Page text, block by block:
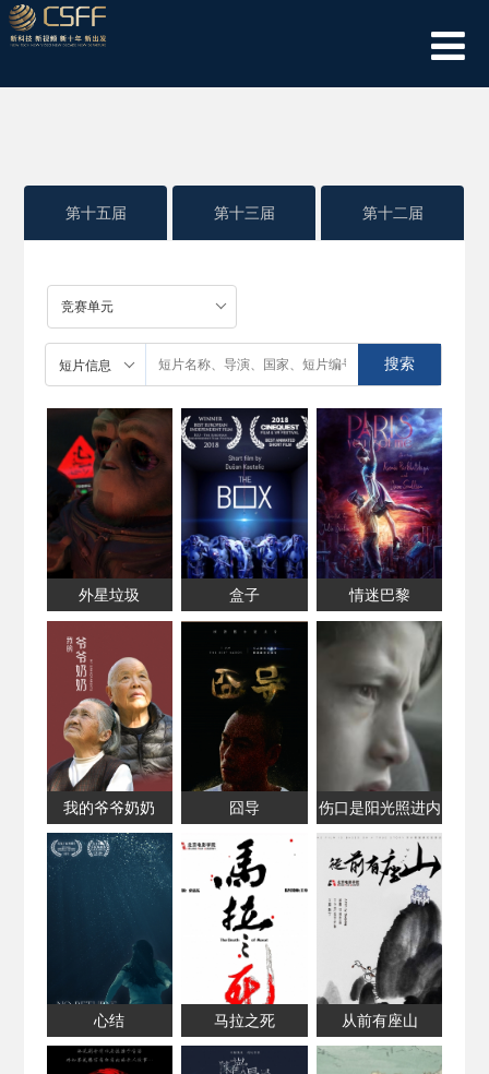
第十五届 第十三届 第十二届
外星垃圾 盒子 情迷巴黎
我的爷爷奶奶 囧导
伤口是阳光照进内
心的地方
心结 马拉之死 从前有座山